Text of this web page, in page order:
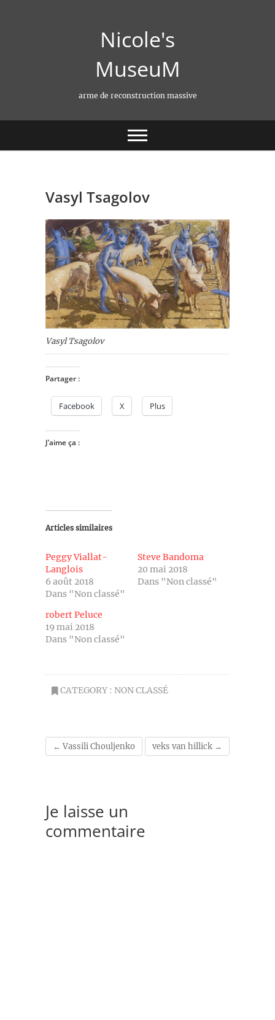
Nicole's
MuseuM
arme de reconstruction massive
Vasyl Tsagolov
Vasyl Tsagolov
Partager :
Facebook X Plus
J’aime ça :
Articles similaires
Peggy Viallat-
Langlois
6 août 2018
Dans "Non classé"
Steve Bandoma
20 mai 2018
Dans "Non classé"
robert Peluce
19 mai 2018
Dans "Non classé"
CATEGORY : NON CLASSÉ
← Vassili Chouljenko veks van hillick →
Je laisse un
commentaire